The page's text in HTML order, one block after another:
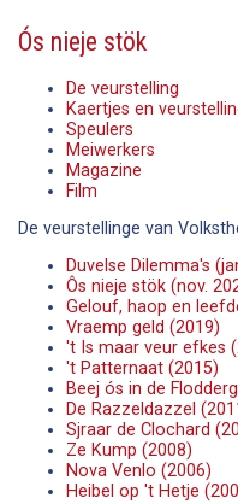
Ós nieje stök
De veurstelling
Kaertjes en
Speulers
Meiwerkers
Magazine
Film
De veurstellinge van
Duvelse Dilemma's
Ôs nieje stök (nov.
Gelouf, haop en
Vraemp geld (2019)
't Is maar veur efkes
't Patternaat (2015)
Beej ós in de
De Razzeldazzel
Sjraar de Clochard
Ze Kump (2008)
Nova Venlo (2006)
Heibel op 't Hetje